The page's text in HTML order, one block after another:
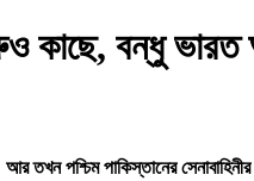
কাছে, বন্ধু ভারত
তখন পশ্চিম পাকিস্তানের